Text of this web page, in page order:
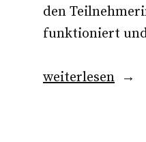
den
funktioniert
„Erste-
weiterlesen